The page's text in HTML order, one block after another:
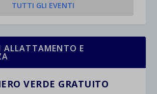
TUTTI GLI EVENTI
ALLATTAMENTO E
VERDE GRATUITO